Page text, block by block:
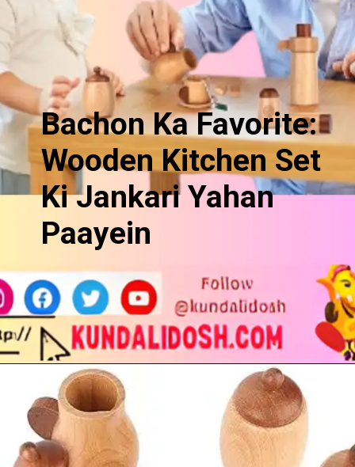
Bachon Ka Favorite:
Wooden Kitchen Set
Ki Jankari Yahan
Paayein